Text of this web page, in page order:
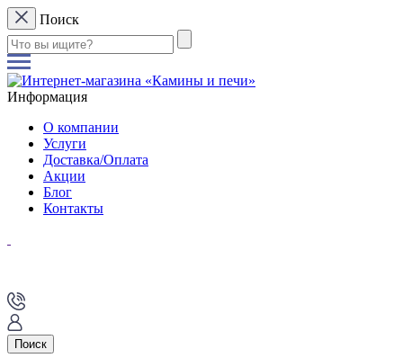
Поиск
Информация
О компании
Услуги
Доставка/Оплата
Акции
Блог
Контакты
Поиск